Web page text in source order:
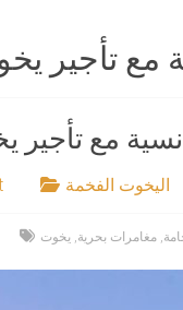
مع تأجير
مع
اليخوت الفخمة
, مغامرات بحرية, يخوت